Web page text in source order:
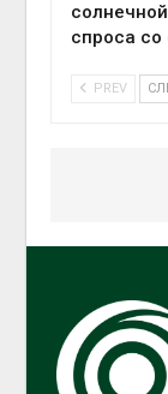
спроса
PREV